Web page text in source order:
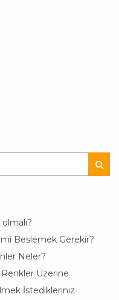
Beslemek Gerekir?
Neler?
Renkler Üzerine
İstedikleriniz